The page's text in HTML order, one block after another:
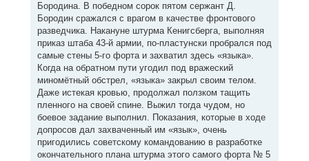
Бородина. В победном сорок пятом сержант Д.
Бородин сражался с врагом в качестве фронтового
разведчика. Накануне штурма Кенигсберга, выполняя
приказ штаба 43-й армии, по-пластунски пробрался под
самые стены 5-го форта и захватил здесь «языка».
Когда на обратном пути угодил под вражеский
миномётный обстрел, «языка» закрыл своим телом.
Даже истекая кровью, продолжал ползком тащить
пленного на своей спине. Выжил тогда чудом, но
боевое задание выполнил. Показания, которые в ходе
допросов дал захваченный им «язык», очень
пригодились советскому командованию в разработке
окончательного плана штурма этого самого форта № 5